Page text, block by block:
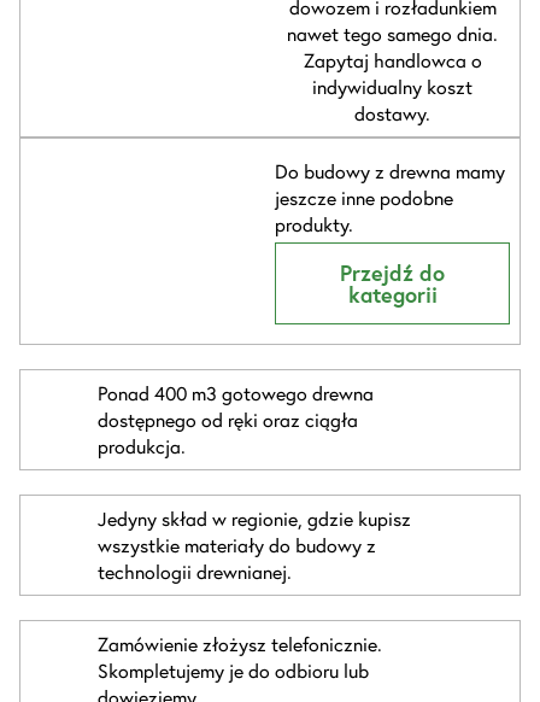
dowozem i rozładunkiem
nawet tego samego dnia.
Zapytaj handlowca o
indywidualny koszt
dostawy.
Do budowy z drewna mamy
jeszcze inne podobne
produkty.
Przejdź do
kategorii
Ponad 400 m3 gotowego drewna
dostępnego od ręki oraz ciągła
produkcja.
Jedyny skład w regionie, gdzie kupisz
wszystkie materiały do budowy z
technologii drewnianej.
Zamówienie złożysz telefonicznie.
Skompletujemy je do odbioru lub